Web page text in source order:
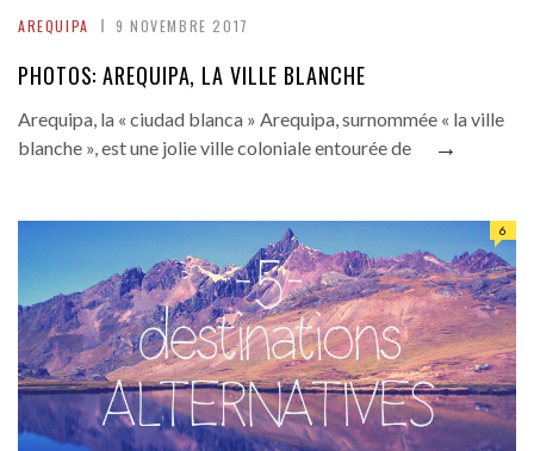
AREQUIPA 9 NOVEMBRE 2017
PHOTOS: AREQUIPA, LA VILLE BLANCHE
Arequipa, la « ciudad blanca » Arequipa, surnommée « la ville
blanche », est une jolie ville coloniale entourée de
→
6